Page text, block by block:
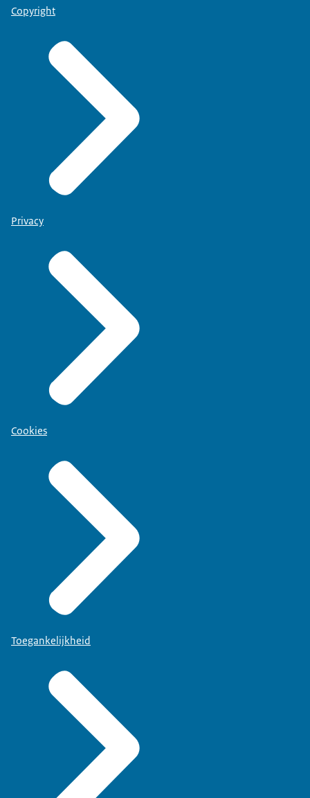
Copyright
Privacy
Cookies
Toegankelijkheid